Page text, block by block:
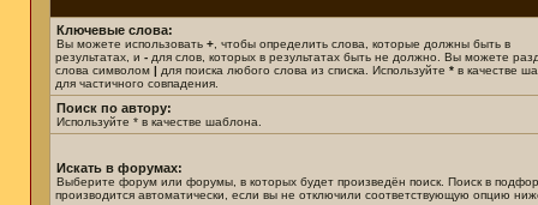
Ключевые слова:
Вы можете использовать + , чтобы определить слова, которые должны быть в
результатах, и - для слов, которых в результатах быть не должно. Вы можете
слова символом | для поиска любого слова из списка. Используйте * в качестве
для частичного совпадения.
Поиск по автору:
Используйте * в качестве шаблона.
Искать в форумах:
Выберите форум или форумы, в которых будет произведён поиск. Поиск в
производится автоматически, если вы не отключили соответствующую опцию